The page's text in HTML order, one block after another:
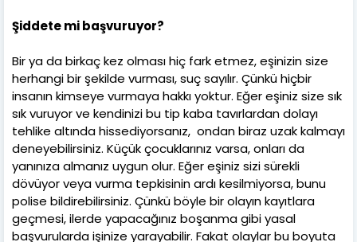
Şiddete mi başvuruyor?
Bir ya da birkaç kez olması hiç fark etmez, eşinizin size
herhangi bir şekilde vurması, suç sayılır. Çünkü hiçbir
insanın kimseye vurmaya hakkı yoktur. Eğer eşiniz size sık
sık vuruyor ve kendinizi bu tip kaba tavırlardan dolayı
tehlike altında hissediyorsanız, ondan biraz uzak kalmayı
deneyebilirsiniz. Küçük çocuklarınız varsa, onları da
yanınıza almanız uygun olur. Eğer eşiniz sizi sürekli
dövüyor veya vurma tepkisinin ardı kesilmiyorsa, bunu
polise bildirebilirsiniz. Çünkü böyle bir olayın kayıtlara
geçmesi, ilerde yapacağınız boşanma gibi yasal
başvurularda işinize yarayabilir. Fakat olaylar bu boyuta